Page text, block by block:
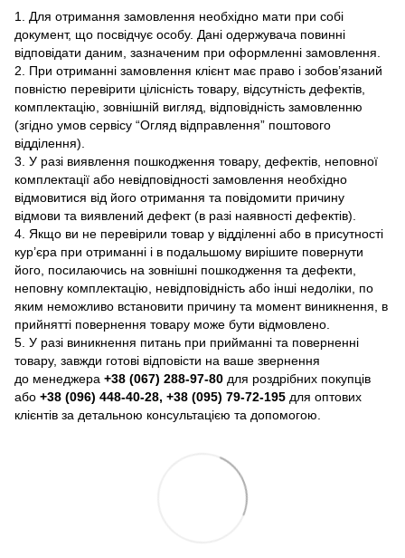
1. Для отримання замовлення необхідно мати при собі
документ, що посвідчує особу. Дані одержувача повинні
відповідати даним, зазначеним при оформленні замовлення.
2. При отриманні замовлення клієнт має право і зобов’язаний
повністю перевірити цілісність товару, відсутність дефектів,
комплектацію, зовнішній вигляд, відповідність замовленню
(згідно умов сервісу “Огляд відправлення” поштового
відділення).
3. У разі виявлення пошкодження товару, дефектів, неповної
комплектації або невідповідності замовлення необхідно
відмовитися від його отримання та повідомити причину
відмови та виявлений дефект (в разі наявності дефектів).
4. Якщо ви не перевірили товар у відділенні або в присутності
кур’єра при отриманні і в подальшому вирішите повернути
його, посилаючись на зовнішні пошкодження та дефекти,
неповну комплектацію, невідповідність або інші недоліки, по
яким неможливо встановити причину та момент виникнення, в
прийнятті повернення товару може бути відмовлено.
5. У разі виникнення питань при прийманні та поверненні
товару, завжди готові відповісти на ваше звернення
до менеджера +38 (067) 288-97-80 для роздрібних покупців
або +38 (096) 448-40-28, +38 (095) 79-72-195 для оптових
клієнтів за детальною консультацією та допомогою.